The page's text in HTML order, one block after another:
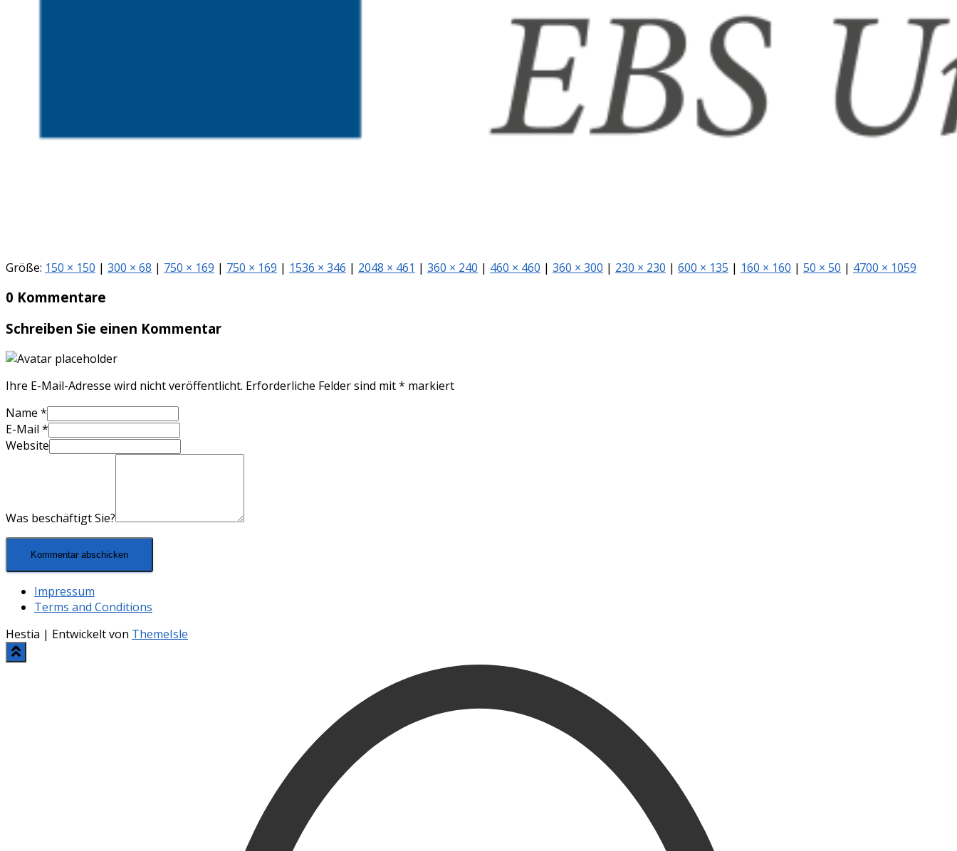
Größe: 150 × 150 | 300 × 68 | 750 × 169 | 750 × 169 | 1536 × 346 | 2048 × 461 | 360 × 240 | 460 × 460 | 360 × 300 | 230 × 230 | 600 × 135 | 160 × 160 | 50 × 50 | 4700 × 1059
0 Kommentare
Schreiben Sie einen Kommentar
Ihre E-Mail-Adresse wird nicht veröffentlicht. Erforderliche Felder sind mit* markiert
Name *
E-Mail *
Website
Was beschäftigt Sie?
Impressum
Terms and Conditions
Hestia | Entwickelt von ThemeIsle